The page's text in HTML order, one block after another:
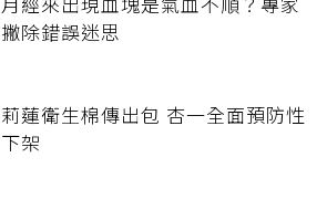
撇除錯誤迷思
莉蓮衛生棉傳出包 杏一全面預防性
下架